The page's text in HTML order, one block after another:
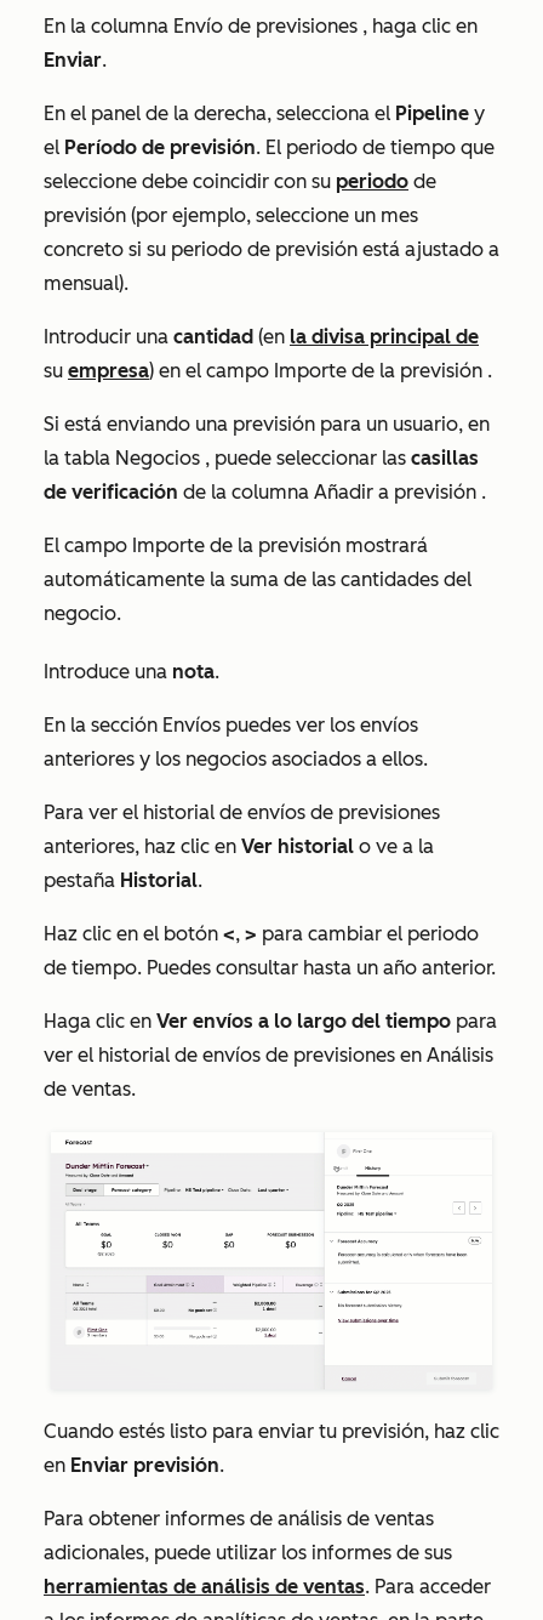
En la columna Envío de previsiones , haga clic en
Enviar.
En el panel de la derecha, selecciona el Pipeline y
el Período de previsión. El periodo de tiempo que
seleccione debe coincidir con su periodo de
previsión (por ejemplo, seleccione un mes
concreto si su periodo de previsión está ajustado a
mensual).
Introducir una cantidad (en la divisa principal de
su empresa) en el campo Importe de la previsión .
Si está enviando una previsión para un usuario, en
la tabla Negocios , puede seleccionar las casillas
de verificación de la columna Añadir a previsión .
El campo Importe de la previsión mostrará
automáticamente la suma de las cantidades del
negocio.
Introduce una nota.
En la sección Envíos puedes ver los envíos
anteriores y los negocios asociados a ellos.
Para ver el historial de envíos de previsiones
anteriores, haz clic en Ver historial o ve a la
pestaña Historial.
Haz clic en el botón <, > para cambiar el periodo
de tiempo. Puedes consultar hasta un año anterior.
Haga clic en Ver envíos a lo largo del tiempo para
ver el historial de envíos de previsiones en Análisis
de ventas.
Cuando estés listo para enviar tu previsión, haz clic
en Enviar previsión.
Para obtener informes de análisis de ventas
adicionales, puede utilizar los informes de sus
herramientas de análisis de ventas. Para acceder